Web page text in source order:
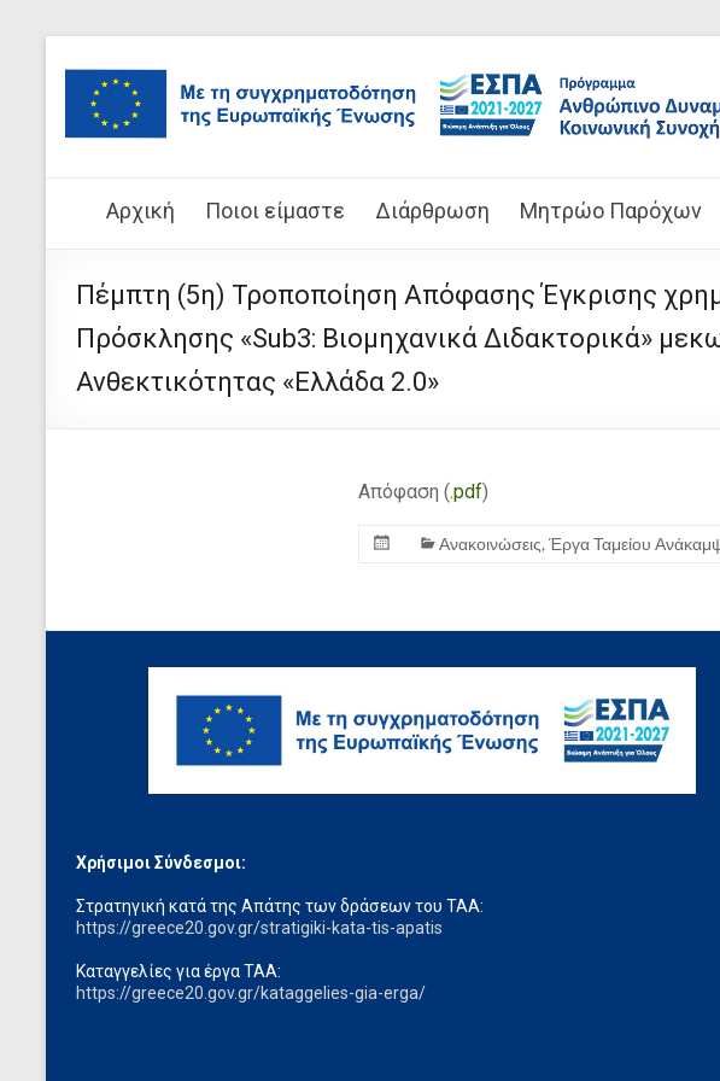
στο
περιεχόμενο
Επιτελική
ΕΣΠΑ
Υπουργείου
Παιδείας,
Αρχική Ποιοι είμαστε Διάρθρωση Μητρώο Παρόχων
Πέμπτη (5η) Τροποποίηση Απόφασης Έγκρισης
Πρόσκλησης «Sub3: Βιομηχανικά Διδακτορικά»
Ανθεκτικότητας «Ελλάδα 2.0»
Απόφαση (.pdf)
Ανακοινώσεις, Έργα Ταμείου
Χρήσιμοι Σύνδεσμοι:
Στρατηγική κατά της Απάτης των δράσεων του ΤΑΑ:
https://greece20.gov.gr/stratigiki-kata-tis-apatis
Καταγγελίες για έργα ΤΑΑ:
https://greece20.gov.gr/kataggelies-gia-erga/